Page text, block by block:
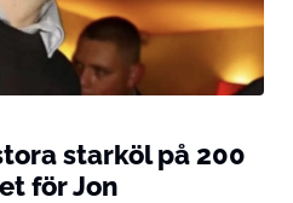
starköl på 200
för Jon